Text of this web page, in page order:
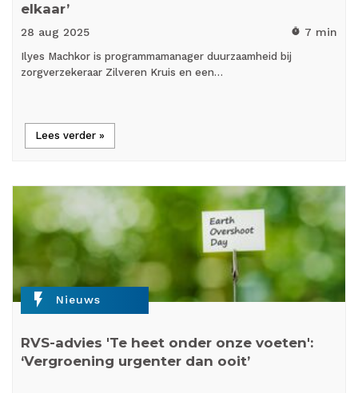
elkaar’
28 aug 2025 timer 7 min
Ilyes Machkor is programmamanager duurzaamheid bij
zorgverzekeraar Zilveren Kruis en een…
Lees verder »
flash_on Nieuws
RVS-advies 'Te heet onder onze voeten':
‘Vergroening urgenter dan ooit’